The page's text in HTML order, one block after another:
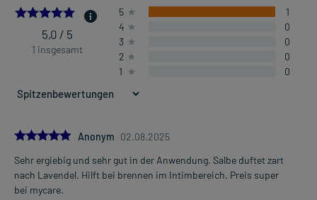
5.0
5,0 / 5
1 insgesamt
5
1
4
0
3
0
2
0
1
0
5.0Anonym 02.08.2025
Sehr ergiebig und sehr gut in der Anwendung. Salbe duftet zart
nach Lavendel. Hilft bei brennen im Intimbereich. Preis super
bei mycare.